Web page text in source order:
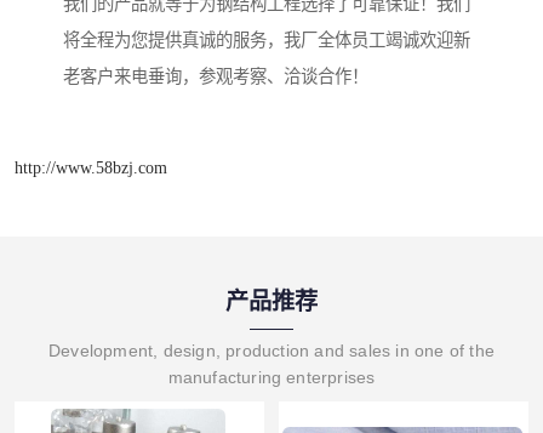
我们的产品就等于为钢结构工程选择了可靠保证！我们
将全程为您提供真诚的服务，我厂全体员工竭诚欢迎新
老客户来电垂询，参观考察、洽谈合作！
http://www.58bzj.com
产品推荐
Development, design, production and sales in one of the
manufacturing enterprises